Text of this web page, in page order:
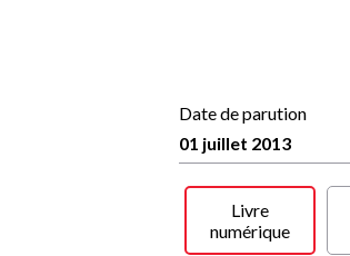
Date de parution
01 juillet 2013
Livre
numérique